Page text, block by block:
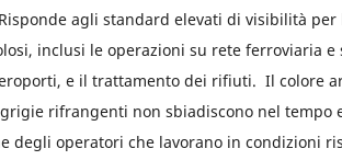
agli standard elevati di visibilità per
inclusi le operazioni su rete ferroviaria e
e il trattamento dei rifiuti. Il colore
rifrangenti non sbiadiscono nel tempo
degli operatori che lavorano in condizioni